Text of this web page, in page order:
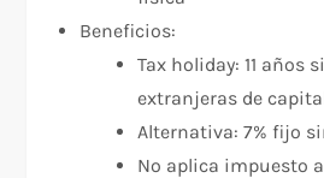
Beneficios:
Tax holiday: 11
extranjeras de
Alternativa: 7% fijo
No aplica impuesto